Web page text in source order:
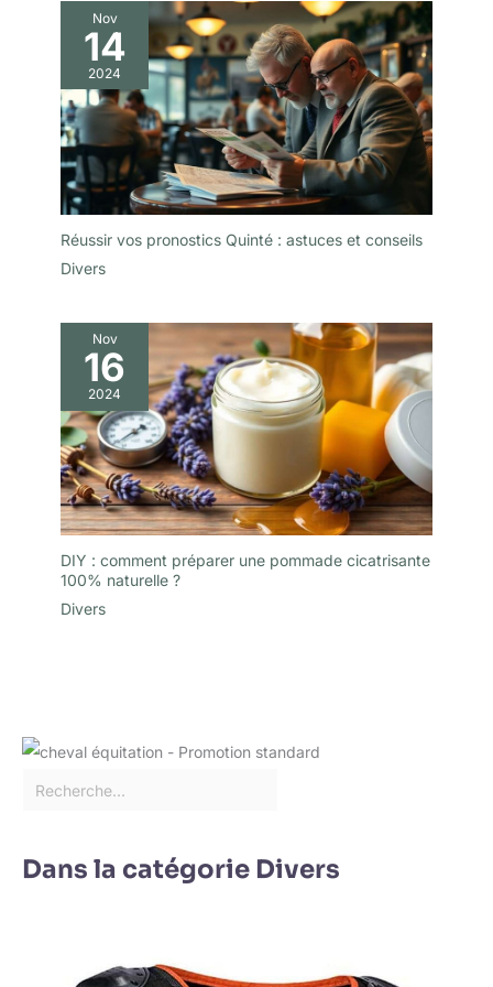
Nov
14
2024
Réussir vos pronostics Quinté : astuces et conseils
Divers
Nov
16
2024
DIY : comment préparer une pommade cicatrisante
100% naturelle ?
Divers
Dans la catégorie Divers